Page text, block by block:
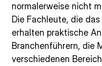
normalerweise nicht
Die Fachleute, die
erhalten praktische
Branchenführern, die
verschiedenen